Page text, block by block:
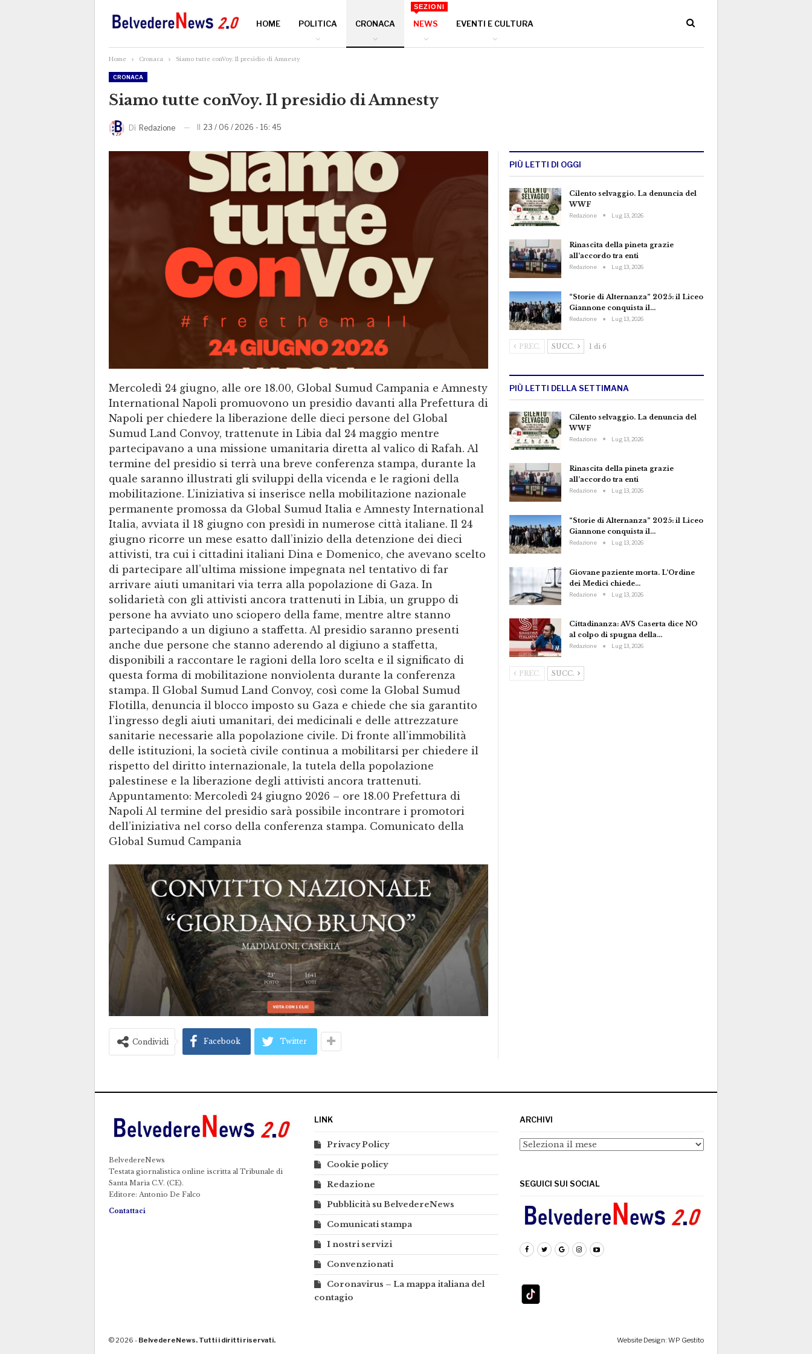
HOME POLITICA CRONACA NEWS
SEZIONI
EVENTI E CULTURA
Home Cronaca Siamo tutte conVoy. Il presidio di Amnesty
CRONACA
Siamo tutte conVoy. Il presidio di Amnesty
Di Redazione 23 / 06 / 2026 - 16: 45
Mercoledì 24 giugno, alle ore 18.00, Global Sumud Campania e Amnesty
International Napoli promuovono un presidio davanti alla Prefettura di
Napoli per chiedere la liberazione delle dieci persone del Global
Sumud Land Convoy, trattenute in Libia dal 24 maggio mentre
partecipavano a una missione umanitaria diretta al valico di Rafah. Al
termine del presidio si terrà una breve conferenza stampa, durante la
quale saranno illustrati gli sviluppi della vicenda e le ragioni della
mobilitazione. L’iniziativa si inserisce nella mobilitazione nazionale
permanente promossa da Global Sumud Italia e Amnesty International
Italia, avviata il 18 giugno con presìdi in numerose città italiane. Il 24
giugno ricorre un mese esatto dall’inizio della detenzione dei dieci
attivisti, tra cui i cittadini italiani Dina e Domenico, che avevano scelto
di partecipare all’ultima missione impegnata nel tentativo di far
arrivare aiuti umanitari via terra alla popolazione di Gaza. In
solidarietà con gli attivisti ancora trattenuti in Libia, un gruppo di
persone ha avviato uno sciopero della fame, mentre altre stanno
partecipando a un digiuno a staffetta. Al presidio saranno presenti
anche due persone che stanno aderendo al digiuno a staffetta,
disponibili a raccontare le ragioni della loro scelta e il significato di
questa forma di mobilitazione nonviolenta durante la conferenza
stampa. Il Global Sumud Land Convoy, così come la Global Sumud
Flotilla, denuncia il blocco imposto su Gaza e chiede che sia garantito
l’ingresso degli aiuti umanitari, dei medicinali e delle attrezzature
sanitarie necessarie alla popolazione civile. Di fronte all’immobilità
delle istituzioni, la società civile continua a mobilitarsi per chiedere il
rispetto del diritto internazionale, la tutela della popolazione
palestinese e la liberazione degli attivisti ancora trattenuti.
Appuntamento: Mercoledì 24 giugno 2026 – ore 18.00 Prefettura di
Napoli Al termine del presidio sarà possibile incontrare i promotori
dell’iniziativa nel corso della conferenza stampa. Comunicato della
Global Sumud Campania
Condividi Facebook Twitter
PIÙ LETTI DI OGGI
Cilento selvaggio. La denuncia del
WWF
Redazione Lug 13, 2026
Rinascita della pineta grazie
all’accordo tra enti
Redazione Lug 13, 2026
“Storie di Alternanza” 2025: il Liceo
Giannone conquista il…
Redazione Lug 13, 2026
PREC. SUCC. 1 di 6
PIÙ LETTI DELLA SETTIMANA
Cilento selvaggio. La denuncia del
WWF
Redazione Lug 13, 2026
Rinascita della pineta grazie
all’accordo tra enti
Redazione Lug 13, 2026
“Storie di Alternanza” 2025: il Liceo
Giannone conquista il…
Redazione Lug 13, 2026
Giovane paziente morta. L’Ordine
dei Medici chiede…
Redazione Lug 13, 2026
Cittadinanza: AVS Caserta dice NO
al colpo di spugna della…
Redazione Lug 13, 2026
PREC. SUCC.
BelvedereNews
Testata giornalistica online iscritta al Tribunale di
Santa Maria C.V. (CE).
Editore: Antonio De Falco
Contattaci
LINK
Privacy Policy
Cookie policy
Redazione
Pubblicità su BelvedereNews
Comunicati stampa
I nostri servizi
Convenzionati
Coronavirus – La mappa italiana del
contagio
ARCHIVI
Archivi
SEGUICI SUI SOCIAL
© 2026 - BelvedereNews. Tutti i diritti riservati. Website Design: WP Gestito